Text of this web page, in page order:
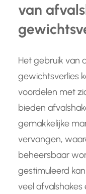
van
Het gebruik van
gewichtsverlies
voordelen met
bieden
gemakkelijke
vervangen,
beheersbaar
gestimuleerd
veel